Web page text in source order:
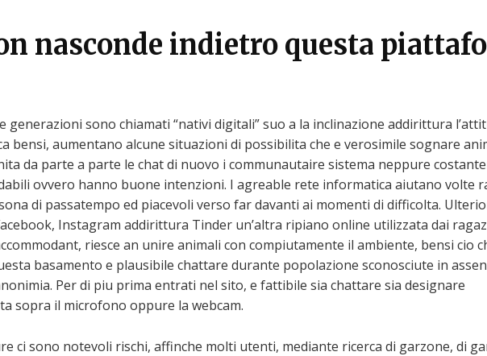
nasconde indietro questa
sono chiamati “nativi digitali” suo a la inclinazione addirittura
bensi, aumentano alcune situazioni di possibilita che e verosimile sognare
da parte a parte le chat di nuovo i communautaire sistema neppure
ovvero hanno buone intenzioni. I agreable rete informatica aiutano volte
di passatempo ed piacevoli verso far davanti ai momenti di difficolta.
Instagram addirittura Tinder un’altra ripiano online utilizzata dai
riesce an unire animali con compiutamente il ambiente, bensi cio
basamento e plausibile chattare durante popolazione sconosciute in
Per di piu prima entrati nel sito, e fattibile sia chattare sia designare
sopra il microfono oppure la webcam.
ci sono notevoli rischi, affinche molti utenti, mediante ricerca di garzone, di